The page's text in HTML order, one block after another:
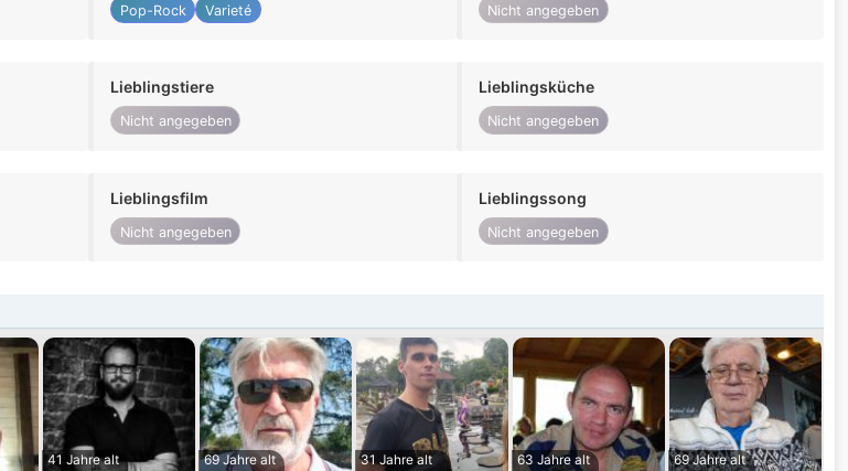
Pop-Rock Varieté Nicht angegeben
Lieblingstiere
Nicht angegeben
Lieblingsküche
Nicht angegeben
Lieblingsfilm
Nicht angegeben
Lieblingssong
Nicht angegeben
41 Jahre alt
69 Jahre alt
31 Jahre alt
63 Jahre alt
69 Jahre alt